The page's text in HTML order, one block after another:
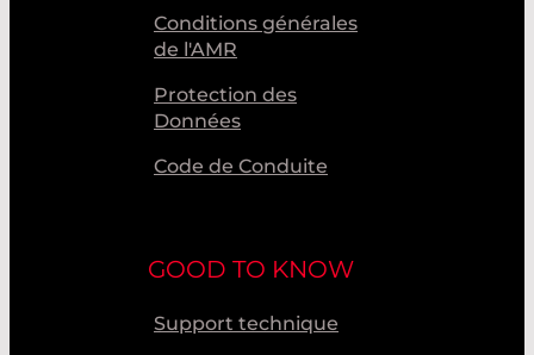
Conditions générales
de l'AMR
Protection des
Données
Code de Conduite
GOOD TO KNOW
Support technique